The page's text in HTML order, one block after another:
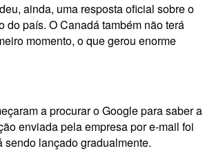
ainda, uma resposta oficial sobre o
do país. O Canadá também não terá
momento, o que gerou enorme
a procurar o Google para saber a
enviada pela empresa por e-mail foi
sendo lançado gradualmente.